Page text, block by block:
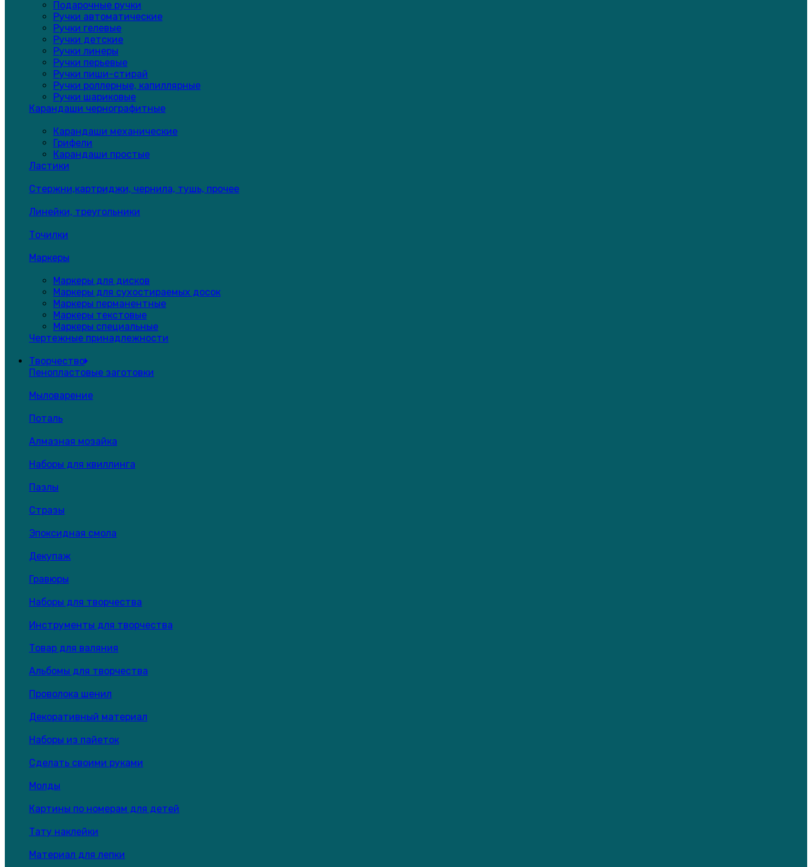
Подарочные ручки
Ручки автоматические
Ручки гелевые
Ручки детские
Ручки линеры
Ручки перьевые
Ручки пиши-стирай
Ручки роллерные, капиллярные
Ручки шариковые
Карандаши чернографитные
Карандаши механические
Грифели
Карандаши простые
Ластики
Стержни,картриджи, чернила, тушь, прочее
Линейки, треугольники
Точилки
Маркеры
Маркеры для дисков
Маркеры для сухостираемых досок
Маркеры перманентные
Маркеры текстовые
Маркеры специальные
Чертежные принадлежности
Творчество
Пенопластовые заготовки
Мыловарение
Поталь
Алмазная мозайка
Наборы для квиллинга
Пазлы
Стразы
Эпоксидная смола
Декупаж
Гравюры
Наборы для творчества
Инструменты для творчества
Товар для валяния
Альбомы для творчества
Проволока шенил
Декоративный материал
Наборы из пайеток
Сделать своими руками
Молды
Картины по номерам для детей
Тату наклейки
Материал для лепки